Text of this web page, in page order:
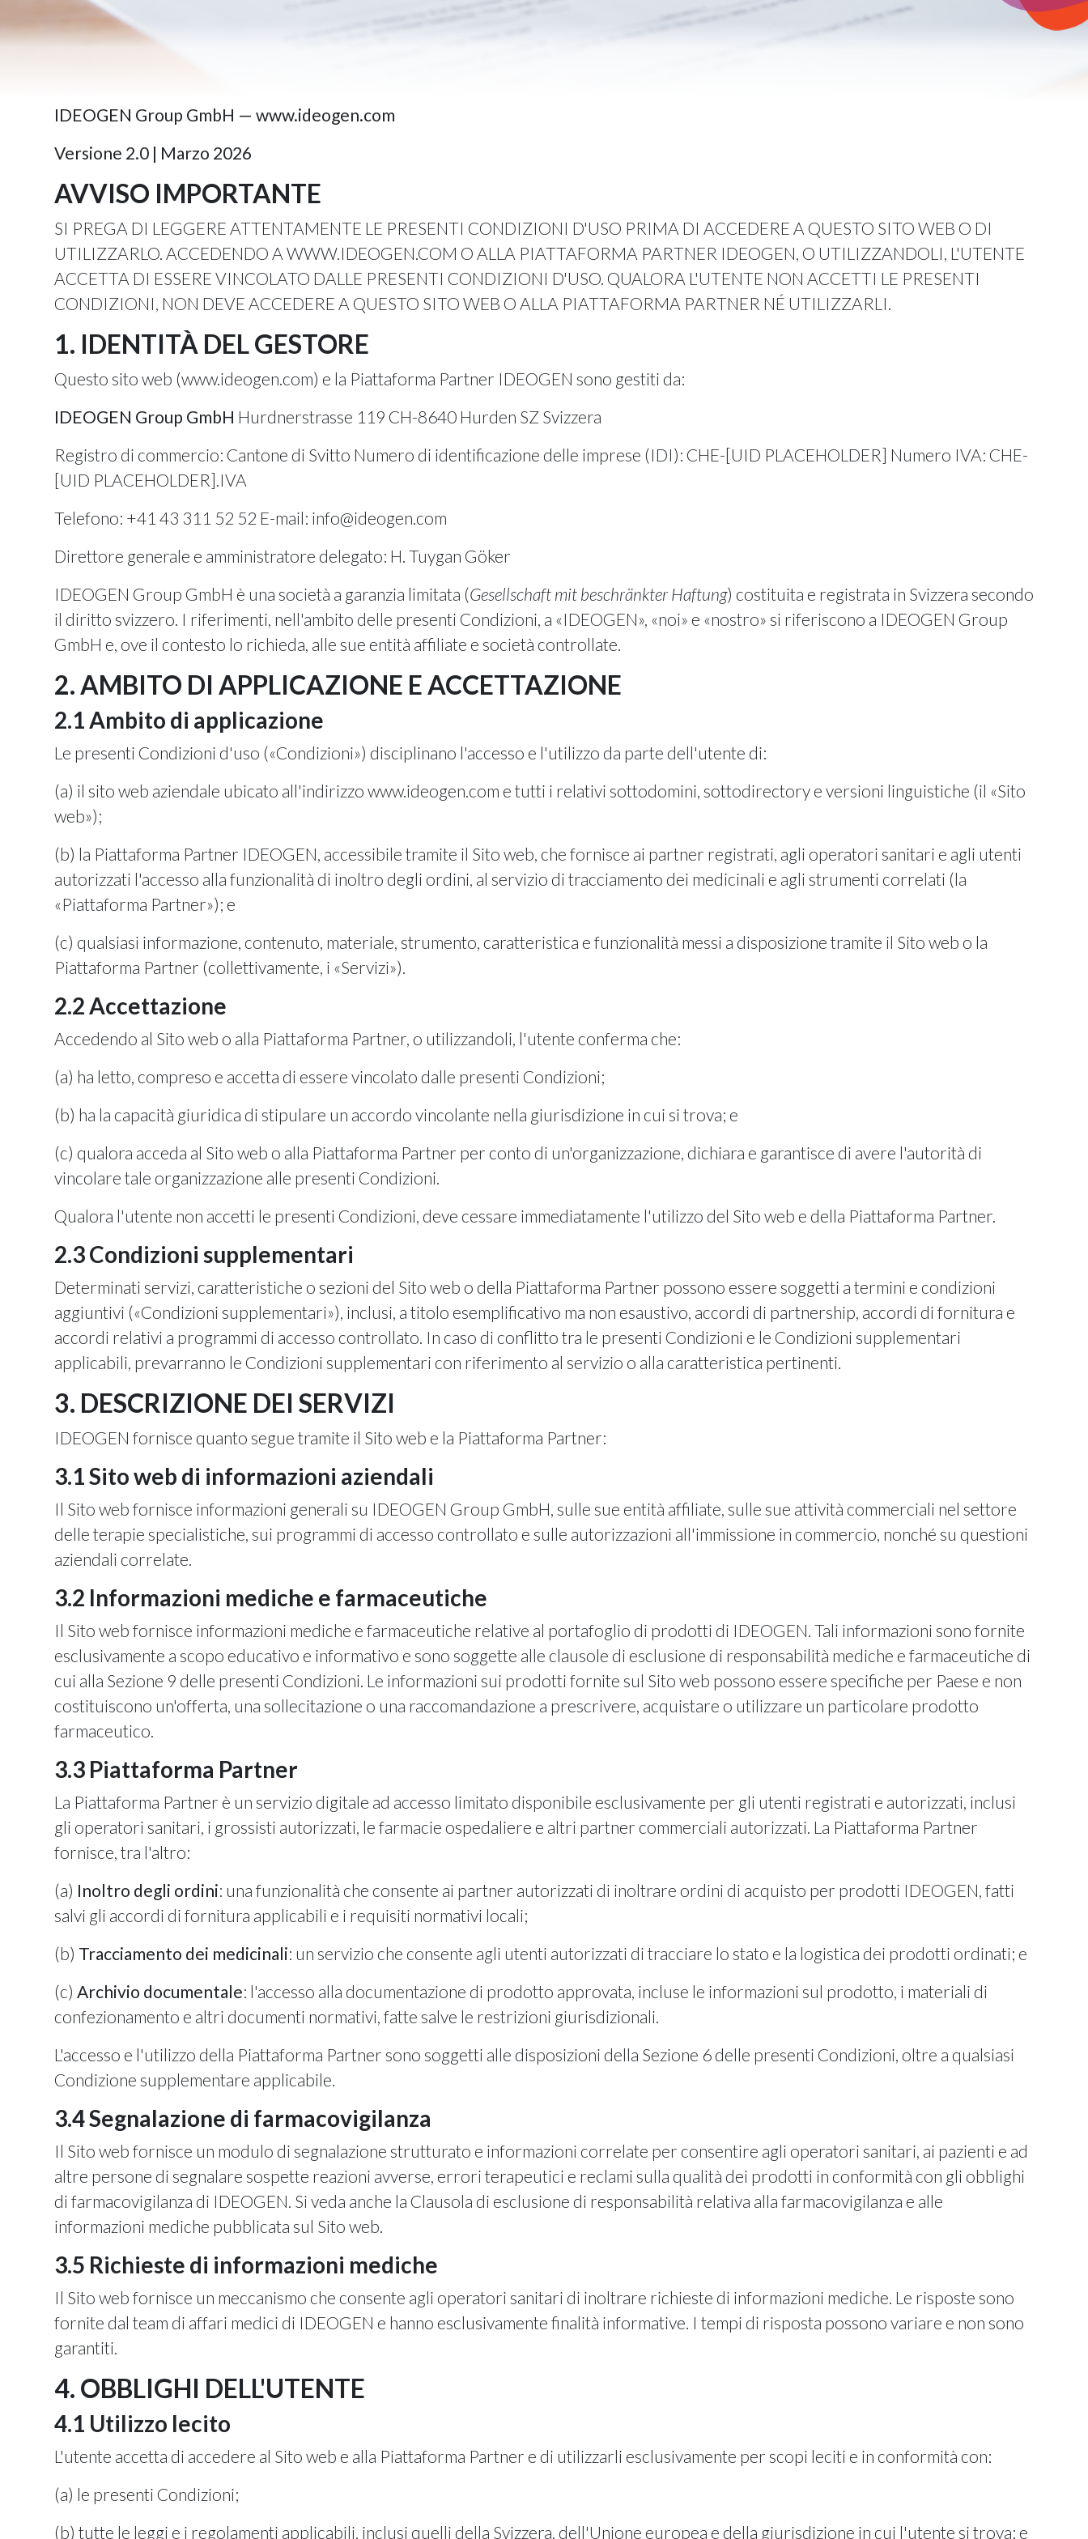
IDEOGEN Group GmbH — www.ideogen.com
Versione 2.0 | Marzo 2026
AVVISO IMPORTANTE
SI PREGA DI LEGGERE ATTENTAMENTE LE PRESENTI CONDIZIONI D'USO PRIMA DI ACCEDERE A QUESTO SITO WEB O DI
UTILIZZARLO. ACCEDENDO A WWW.IDEOGEN.COM O ALLA PIATTAFORMA PARTNER IDEOGEN, O UTILIZZANDOLI, L'UTENTE
ACCETTA DI ESSERE VINCOLATO DALLE PRESENTI CONDIZIONI D'USO. QUALORA L'UTENTE NON ACCETTI LE PRESENTI
CONDIZIONI, NON DEVE ACCEDERE A QUESTO SITO WEB O ALLA PIATTAFORMA PARTNER NÉ UTILIZZARLI.
1. IDENTITÀ DEL GESTORE
Questo sito web (www.ideogen.com) e la Piattaforma Partner IDEOGEN sono gestiti da:
IDEOGEN Group GmbH Hurdnerstrasse 119 CH-8640 Hurden SZ Svizzera
Registro di commercio: Cantone di Svitto Numero di identificazione delle imprese (IDI): CHE-[UID PLACEHOLDER] Numero IVA: CHE-
[UID PLACEHOLDER].IVA
Telefono: +41 43 311 52 52 E-mail: info@ideogen.com
Direttore generale e amministratore delegato: H. Tuygan Göker
IDEOGEN Group GmbH è una società a garanzia limitata (Gesellschaft mit beschränkter Haftung) costituita e registrata in Svizzera secondo
il diritto svizzero. I riferimenti, nell'ambito delle presenti Condizioni, a «IDEOGEN», «noi» e «nostro» si riferiscono a IDEOGEN Group
GmbH e, ove il contesto lo richieda, alle sue entità affiliate e società controllate.
2. AMBITO DI APPLICAZIONE E ACCETTAZIONE
2.1 Ambito di applicazione
Le presenti Condizioni d'uso («Condizioni») disciplinano l'accesso e l'utilizzo da parte dell'utente di:
(a) il sito web aziendale ubicato all'indirizzo www.ideogen.com e tutti i relativi sottodomini, sottodirectory e versioni linguistiche (il «Sito
web»);
(b) la Piattaforma Partner IDEOGEN, accessibile tramite il Sito web, che fornisce ai partner registrati, agli operatori sanitari e agli utenti
autorizzati l'accesso alla funzionalità di inoltro degli ordini, al servizio di tracciamento dei medicinali e agli strumenti correlati (la
«Piattaforma Partner»); e
(c) qualsiasi informazione, contenuto, materiale, strumento, caratteristica e funzionalità messi a disposizione tramite il Sito web o la
Piattaforma Partner (collettivamente, i «Servizi»).
2.2 Accettazione
Accedendo al Sito web o alla Piattaforma Partner, o utilizzandoli, l'utente conferma che:
(a) ha letto, compreso e accetta di essere vincolato dalle presenti Condizioni;
(b) ha la capacità giuridica di stipulare un accordo vincolante nella giurisdizione in cui si trova; e
(c) qualora acceda al Sito web o alla Piattaforma Partner per conto di un'organizzazione, dichiara e garantisce di avere l'autorità di
vincolare tale organizzazione alle presenti Condizioni.
Qualora l'utente non accetti le presenti Condizioni, deve cessare immediatamente l'utilizzo del Sito web e della Piattaforma Partner.
2.3 Condizioni supplementari
Determinati servizi, caratteristiche o sezioni del Sito web o della Piattaforma Partner possono essere soggetti a termini e condizioni
aggiuntivi («Condizioni supplementari»), inclusi, a titolo esemplificativo ma non esaustivo, accordi di partnership, accordi di fornitura e
accordi relativi a programmi di accesso controllato. In caso di conflitto tra le presenti Condizioni e le Condizioni supplementari
applicabili, prevarranno le Condizioni supplementari con riferimento al servizio o alla caratteristica pertinenti.
3. DESCRIZIONE DEI SERVIZI
IDEOGEN fornisce quanto segue tramite il Sito web e la Piattaforma Partner:
3.1 Sito web di informazioni aziendali
Il Sito web fornisce informazioni generali su IDEOGEN Group GmbH, sulle sue entità affiliate, sulle sue attività commerciali nel settore
delle terapie specialistiche, sui programmi di accesso controllato e sulle autorizzazioni all'immissione in commercio, nonché su questioni
aziendali correlate.
3.2 Informazioni mediche e farmaceutiche
Il Sito web fornisce informazioni mediche e farmaceutiche relative al portafoglio di prodotti di IDEOGEN. Tali informazioni sono fornite
esclusivamente a scopo educativo e informativo e sono soggette alle clausole di esclusione di responsabilità mediche e farmaceutiche di
cui alla Sezione 9 delle presenti Condizioni. Le informazioni sui prodotti fornite sul Sito web possono essere specifiche per Paese e non
costituiscono un'offerta, una sollecitazione o una raccomandazione a prescrivere, acquistare o utilizzare un particolare prodotto
farmaceutico.
3.3 Piattaforma Partner
La Piattaforma Partner è un servizio digitale ad accesso limitato disponibile esclusivamente per gli utenti registrati e autorizzati, inclusi
gli operatori sanitari, i grossisti autorizzati, le farmacie ospedaliere e altri partner commerciali autorizzati. La Piattaforma Partner
fornisce, tra l'altro:
(a) Inoltro degli ordini: una funzionalità che consente ai partner autorizzati di inoltrare ordini di acquisto per prodotti IDEOGEN, fatti
salvi gli accordi di fornitura applicabili e i requisiti normativi locali;
(b) Tracciamento dei medicinali: un servizio che consente agli utenti autorizzati di tracciare lo stato e la logistica dei prodotti ordinati; e
(c) Archivio documentale: l'accesso alla documentazione di prodotto approvata, incluse le informazioni sul prodotto, i materiali di
confezionamento e altri documenti normativi, fatte salve le restrizioni giurisdizionali.
L'accesso e l'utilizzo della Piattaforma Partner sono soggetti alle disposizioni della Sezione 6 delle presenti Condizioni, oltre a qualsiasi
Condizione supplementare applicabile.
3.4 Segnalazione di farmacovigilanza
Il Sito web fornisce un modulo di segnalazione strutturato e informazioni correlate per consentire agli operatori sanitari, ai pazienti e ad
altre persone di segnalare sospette reazioni avverse, errori terapeutici e reclami sulla qualità dei prodotti in conformità con gli obblighi
di farmacovigilanza di IDEOGEN. Si veda anche la Clausola di esclusione di responsabilità relativa alla farmacovigilanza e alle
informazioni mediche pubblicata sul Sito web.
3.5 Richieste di informazioni mediche
Il Sito web fornisce un meccanismo che consente agli operatori sanitari di inoltrare richieste di informazioni mediche. Le risposte sono
fornite dal team di affari medici di IDEOGEN e hanno esclusivamente finalità informative. I tempi di risposta possono variare e non sono
garantiti.
4. OBBLIGHI DELL'UTENTE
4.1 Utilizzo lecito
L'utente accetta di accedere al Sito web e alla Piattaforma Partner e di utilizzarli esclusivamente per scopi leciti e in conformità con:
(a) le presenti Condizioni;
(b) tutte le leggi e i regolamenti applicabili, inclusi quelli della Svizzera, dell'Unione europea e della giurisdizione in cui l'utente si trova; e